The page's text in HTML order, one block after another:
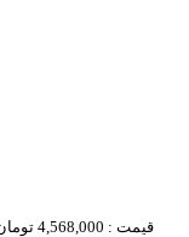
قیمت : 4,568,000 تومان